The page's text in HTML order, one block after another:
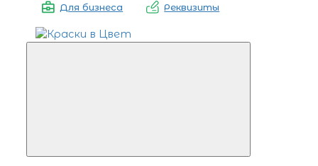
Для бизнеса
Реквизиты